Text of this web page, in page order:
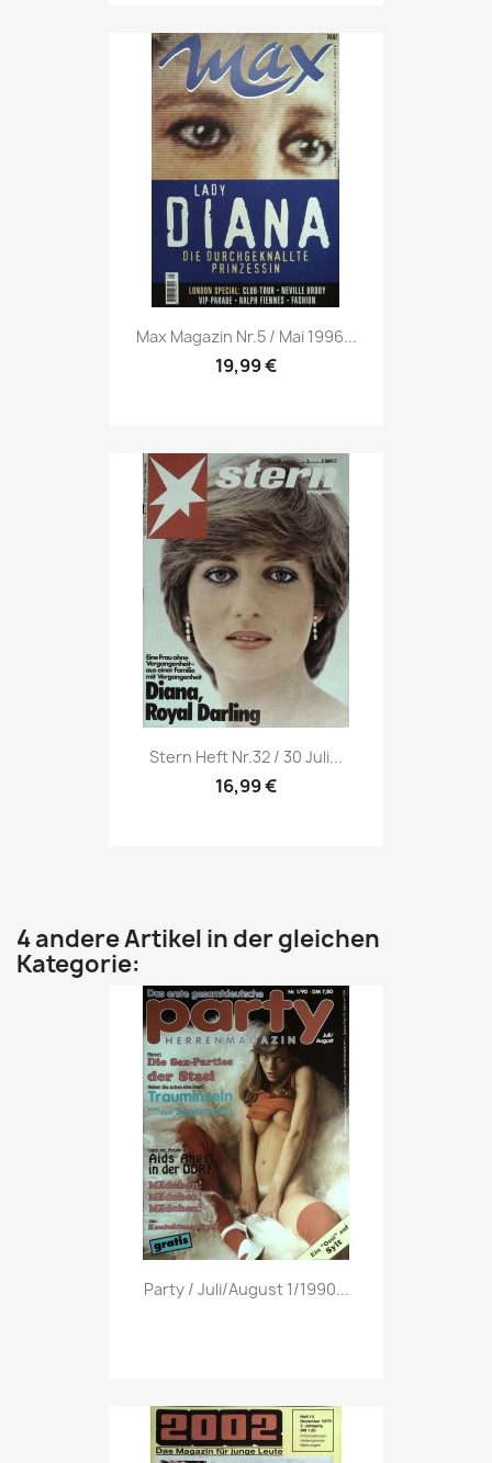
Vorschau
Max Magazin Nr.5 / Mai 1996...
19,99 €
Vorschau
Stern Heft Nr.32 / 30 Juli...
16,99 €
4 andere Artikel in der gleichen
Kategorie:
Vorschau
Party / Juli/August 1/1990...